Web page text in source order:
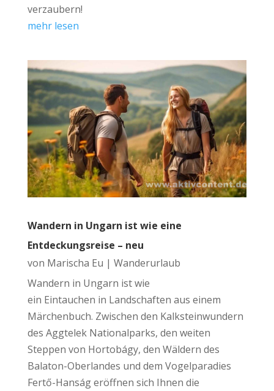
verzaubern!
mehr lesen
Wandern in Ungarn ist wie eine
Entdeckungsreise – neu
von Marischa Eu | Wanderurlaub
Wandern in Ungarn ist wie
ein Eintauchen in Landschaften aus einem
Märchenbuch. Zwischen den Kalksteinwundern
des Aggtelek Nationalparks, den weiten
Steppen von Hortobágy, den Wäldern des
Balaton-Oberlandes und dem Vogelparadies
Fertő-Hanság eröffnen sich Ihnen die